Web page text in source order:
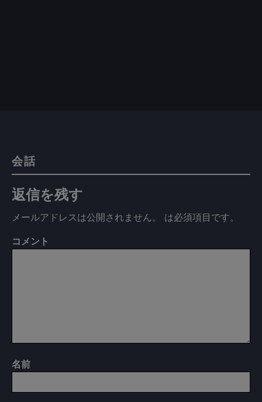
会話
返信を残す
メールアドレスは公開されません。 は必須項目です。
コメント
名前